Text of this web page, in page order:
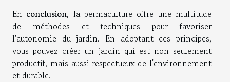
En conclusion, la permaculture offre une multitude
de méthodes et techniques pour favoriser
l'autonomie du jardin. En adoptant ces principes,
vous pouvez créer un jardin qui est non seulement
productif, mais aussi respectueux de l'environnement
et durable.